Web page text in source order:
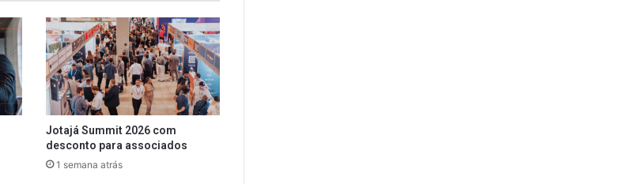
Jotajá Summit 2026 com
desconto para associados
1 semana atrás